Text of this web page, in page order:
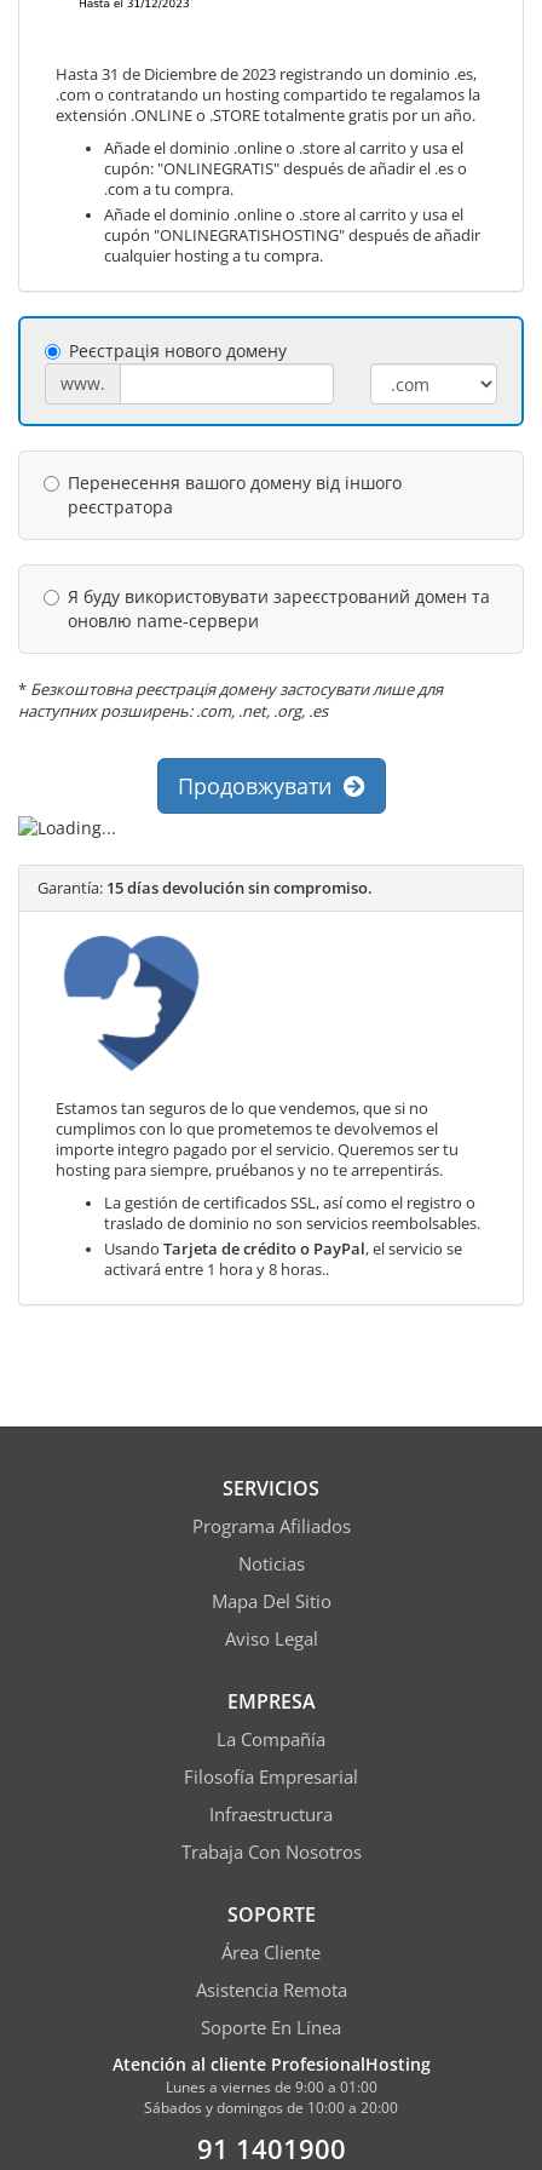
Hasta 31 de Diciembre de 2023 registrando un dominio .es,
.com o contratando un hosting compartido te regalamos la
extensión .ONLINE o .STORE totalmente gratis por un año.
Añade el dominio .online o .store al carrito y usa el
cupón: "ONLINEGRATIS" después de añadir el .es o
.com a tu compra.
Añade el dominio .online o .store al carrito y usa el
cupón "ONLINEGRATISHOSTING" después de añadir
cualquier hosting a tu compra.
Реєстрація нового домену
www.
Перенесення вашого домену від іншого
реєстратора
Я буду використовувати зареєстрований домен та
оновлю name-сервери
* Безкоштовна реєстрація домену застосувати лише для
наступних розширень: .com, .net, .org, .es
Продовжувати
Garantía: 15 días devolución sin compromiso.
Estamos tan seguros de lo que vendemos, que si no
cumplimos con lo que prometemos te devolvemos el
importe integro pagado por el servicio. Queremos ser tu
hosting para siempre, pruébanos y no te arrepentirás.
La gestión de certificados SSL, así como el registro o
traslado de dominio no son servicios reembolsables.
Usando Tarjeta de crédito o PayPal, el servicio se
activará entre 1 hora y 8 horas..
SERVICIOS
Programa Afiliados
Noticias
Mapa Del Sitio
Aviso Legal
EMPRESA
La Compañía
Filosofía Empresarial
Infraestructura
Trabaja Con Nosotros
SOPORTE
Área Cliente
Asistencia Remota
Soporte En Línea
Atención al cliente ProfesionalHosting
Lunes a viernes de 9:00 a 01:00
Sábados y domingos de 10:00 a 20:00
91 1401900